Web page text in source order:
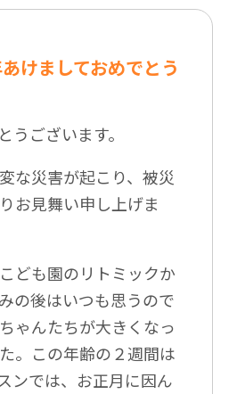
けましておめでとう
うございます。
な災害が起こり、被災
お見舞い申し上げま
ども園のリトミックか
の後はいつも思うので
ゃんたちが大きくなっ
。この年齢の２週間は
ンでは、お正月に因ん